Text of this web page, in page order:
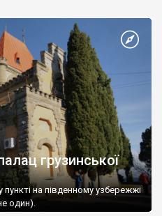
грузинської
на південному узбережжі
один).